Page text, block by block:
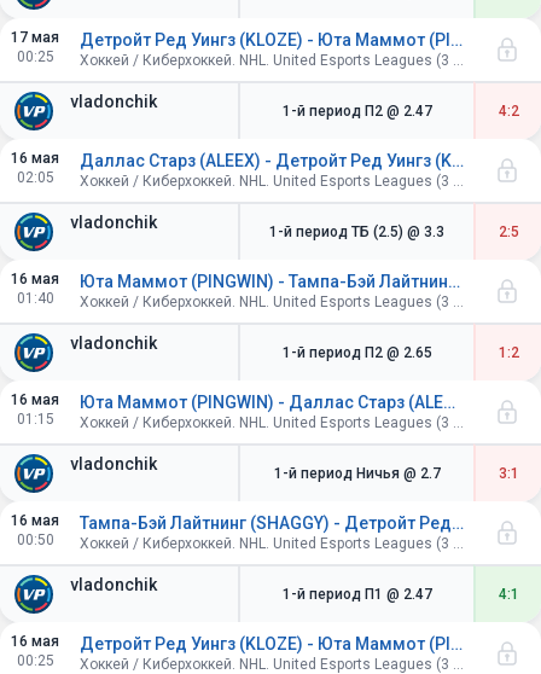
17 мая
00:25
vladonchik
Детройт Ред Уингз (KLOZE) - Юта Маммот (PINGWIN)
Хоккей / Киберхоккей. NHL. United Esports Leagues (3 периода по 4 минуты).
1-й период П2 @ 2.47 4:2
16 мая
02:05
vladonchik
Даллас Старз (ALEEX) - Детройт Ред Уингз (KLOZE)
Хоккей / Киберхоккей. NHL. United Esports Leagues (3 периода по 4 минуты).
1-й период ТБ (2.5) @ 3.3 2:5
16 мая
01:40
vladonchik
Юта Маммот (PINGWIN) - Тампа-Бэй Лайтнинг (SHAGGY)
Хоккей / Киберхоккей. NHL. United Esports Leagues (3 периода по 4 минуты).
1-й период П2 @ 2.65 1:2
16 мая
01:15
vladonchik
Юта Маммот (PINGWIN) - Даллас Старз (ALEEX)
Хоккей / Киберхоккей. NHL. United Esports Leagues (3 периода по 4 минуты).
1-й период Ничья @ 2.7 3:1
16 мая
00:50
vladonchik
Тампа-Бэй Лайтнинг (SHAGGY) - Детройт Ред Уингз (KLOZE)
Хоккей / Киберхоккей. NHL. United Esports Leagues (3 периода по 4 минуты).
1-й период П1 @ 2.47 4:1
16 мая
00:25
Детройт Ред Уингз (KLOZE) - Юта Маммот (PINGWIN)
Хоккей / Киберхоккей. NHL. United Esports Leagues (3 периода по 4 минуты).